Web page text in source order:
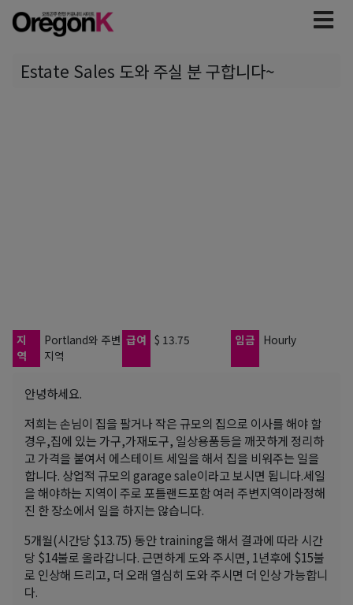
Estate Sales 도와 주실 분 구합니다~
지
역
Portland와 주변
지역
급여 $ 13.75 임금 Hourly
안녕하세요.
저희는 손님이 집을 팔거나 작은 규모의 집으로 이사를 해야 할
경우,집에 있는 가구,가재도구, 일상용품등을 깨끗하게 정리하
고 가격을 붙여서 에스테이트 세일을 해서 집을 비워주는 일을
합니다. 상업적 규모의 garage sale이라고 보시면 됩니다.세일
을 해야하는 지역이 주로 포틀랜드포함 여러 주변지역이라정해
진 한 장소에서 일을 하지는 않습니다.
5개월(시간당 $13.75) 동안 training을 해서 결과에 따라 시간
당 $14불로 올라갑니다. 근면하게 도와 주시면, 1년후에 $15불
로 인상해 드리고, 더 오래 열심히 도와 주시면 더 인상 가능합니
다.